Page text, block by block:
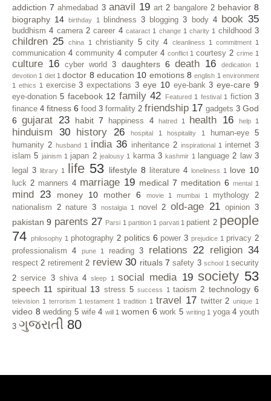
addiction 7 ahmedabad 3 anavil 19 art 2 bangalore 2 behavior 8
biography 14 birthday 1 blindness 3 blogging 3 body 4 book 35
buddhism 4 camera 2 career 4 cataract 1 change 1 charity 1 childhood 3
children 25 china 1 christianity 5 city 4 cleanliness 1 commitment 1
communication 4 community 4 computer 4 conflict 1 courtesy 2 crime 1
culture 16 cyber world 3 daughters 6 death 16 dedication
1
devotion 1 diet 1 doctor 8 education 10 emotions 8 english 1 environment
1 ethics 1 exercise 3 expectations 3 eye 10 eye-bank 3 eye-care 9
eye-donation 5 facebook 12 family 42 Featured 1 festival 1 fiction 3
finance 4 fitness 6 food 3 formality 2 friendship 17 gadgets 3 God
6 gujarat 23 habit 7 happiness 4 hatred 1 health 16 help 1
hinduism 30 history 26 hospital 1 hospitality 1 human-eye
5
humanity 2 husband 1 india 36 inheritance 2 inspirational 1 internet 3
islam 5 jainism 1 japan 2 jealousy 1 karma 3 kashmir 1 language 2 law 3
legal
3 library 1 life 53 lifestyle 8 literature 4 loneliness 1 love 10
luck 2 manners 4 marriage 19 medical 7 meditation 6 mental 1
mind 23 money 10 mother 6 movie 1 mumbai 1 mythology
2
nationalism
2 nature 3 nostalgia 1 novel 2 old-age 21 opinion 3
pakistan 9 parents 27 Parsi 1 partition 1 parvati 1 patient 2 people
74 philosophy 1 photography 2 politics 6 power 3 prejudice 1 privacy 2
professionalism
4 pune 1 reading 3 relations 22 religion 34
respect 2 retirement 2 review 30 rituals 7 safety 3 school 1 security
2 service 3 shiva 4 sleep 1 social media 19 society 53
speech 11 spiritual 13 stress 5 success 1 taoism 2 technology 6
television 1 terrorism 1 testament 1 tradition 1 travel 17 twitter 2 unique 1
video 8 wedding 5 wife 4 will 1 women 6 work 5 writing 1 yoga 4 youth
3 ગુજરાતી 80